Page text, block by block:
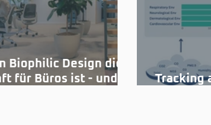
Biophilic Design die
für Büros ist - und
Tracking